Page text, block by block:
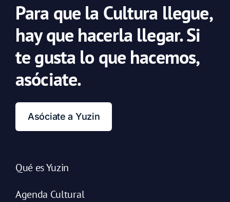
Para que la Cultura llegue,
hay que hacerla llegar. Si
te gusta lo que hacemos,
asóciate.
Asóciate a Yuzin
Qué es Yuzin
Agenda Cultural